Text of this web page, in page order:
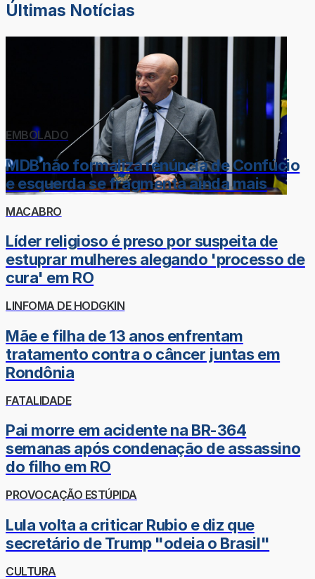
Últimas Notícias
EMBOLADO
MDB não formaliza renúncia de Confúcio
e esquerda se fragmenta ainda mais
MACABRO
Líder religioso é preso por suspeita de
estuprar mulheres alegando 'processo de
cura' em RO
LINFOMA DE HODGKIN
Mãe e filha de 13 anos enfrentam
tratamento contra o câncer juntas em
Rondônia
FATALIDADE
Pai morre em acidente na BR-364
semanas após condenação de assassino
do filho em RO
PROVOCAÇÃO ESTÚPIDA
Lula volta a criticar Rubio e diz que
secretário de Trump "odeia o Brasil"
CULTURA